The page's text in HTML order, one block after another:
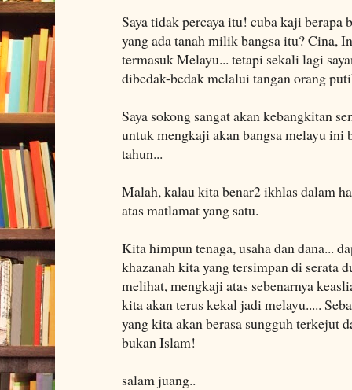
Saya tidak percaya itu! cuba kaji berapa
yang ada tanah milik bangsa itu? Cina,
termasuk Melayu... tetapi sekali lagi
dibedak-bedak melalui tangan orang
Saya sokong sangat akan kebangkitan
untuk mengkaji akan bangsa melayu ini
tahun...
Malah, kalau kita benar2 ikhlas dalam
atas matlamat yang satu.
Kita himpun tenaga, usaha dan dana...
khazanah kita yang tersimpan di serata
melihat, mengkaji atas sebenarnya
kita akan terus kekal jadi melayu.....
yang kita akan berasa sungguh terkejut
bukan Islam!
salam juang..